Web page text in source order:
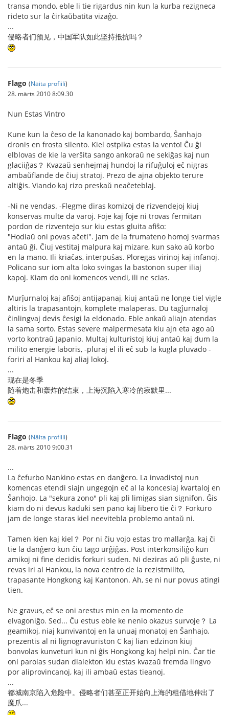
transa mondo, eble li tie rigardus nin kun la kurba rezigneca
rideto sur la ĉirkaŭbatita vizaĝo.
...
侵略者们预见，中国军队如此坚持抵抗吗？
Flago (Näita profiili)
28. märts 2010 8:09.30
Nun Estas Vintro
Kune kun la ĉeso de la kanonado kaj bombardo, Ŝanhajo
dronis en frosta silento. Kiel ostpika estas la vento! Ĉu ĝi
elblovas de kie la verŝita sango ankoraŭ ne sekiĝas kaj nun
glaciiĝas？ Kvazaŭ senhejmaj hundoj la rifuĝuloj eĉ nigras
ambaŭflande de ĉiuj stratoj. Prezo de ajna objekto terure
altiĝis. Viando kaj rizo preskaŭ neaĉeteblaj.
-Ni ne vendas. -Flegme diras komizoj de rizvendejoj kiuj
konservas multe da varoj. Foje kaj foje ni trovas fermitan
pordon de rizventejo sur kiu estas gluita afiŝo:
"Hodiaŭ oni povas aĉeti". Jam de la frumateno homoj svarmas
antaŭ ĝi. Ĉiuj vestitaj malpura kaj mizare, kun sako aŭ korbo
en la mano. Ili kriaĉas, interpuŝas. Ploregas virinoj kaj infanoj.
Policano sur iom alta loko svingas la bastonon super iliaj
kapoj. Kiam do oni komencos vendi, ili ne scias.
Murĵurnaloj kaj afiŝoj antijapanaj, kiuj antaŭ ne longe tiel vigle
altiris la trapasantojn, komplete malaperas. Du tagĵurnaloj
ĉinlingvaj devis ĉesigi la eldonado. Eble ankaŭ aliajn atendas
la sama sorto. Estas severe malpermesata kiu ajn eta ago aŭ
vorto kontraŭ Japanio. Multaj kulturistoj kiuj antaŭ kaj dum la
milito energie laboris, -pluraj el ili eĉ sub la kugla pluvado -
foriri al Hankou kaj aliaj lokoj.
...
现在是冬季
随着炮击和轰炸的结束，上海沉陷入寒冷的寂默里...
Flago (Näita profiili)
28. märts 2010 9:00.31
...
La ĉefurbo Nankino estas en danĝero. La invadistoj nun
komencas etendi siajn ungegojn eĉ al la koncesiaj kvartaloj en
Ŝanhojo. La "sekura zono" pli kaj pli limigas sian signifon. Ĝis
kiam do ni devus kaduki sen pano kaj libero tie ĉi？ Forkuro
jam de longe staras kiel neevitebla problemo antaŭ ni.
Tamen kien kaj kiel？ Por ni ĉiu vojo estas tro mallarĝa, kaj ĉi
tie la danĝero kun ĉiu tago urĝiĝas. Post interkonsiliĝo kun
amikoj ni fine decidis forkuri suden. Ni deziras aŭ pli ĝuste, ni
revas iri al Hankou, la nova centro de la rezistmilito,
trapasante Hongkong kaj Kantonon. Ah, se ni nur povus atingi
tien.
Ne gravus, eĉ se oni arestus min en la momento de
elvagoniĝo. Sed... Ĉu estus eble ke nenio okazus survoje？ La
geamikoj, niaj kunvivantoj en la unuaj monatoj en Ŝanhajo,
prezentis al ni lignogravuriston C kaj lian edzinon kiuj
bonvolas kunveturi kun ni ĝis Hongkong kaj helpi nin. Ĉar tie
oni parolas sudan dialekton kiu estas kvazaŭ fremda lingvo
por aliprovincanoj, kaj ili ambaŭ estas tieanoj.
...
都城南京陷入危险中。侵略者们甚至正开始向上海的租借地伸出了
魔爪...